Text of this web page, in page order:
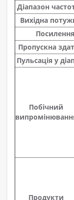
Діапазон
Вихідна
Посилення
Пропускна
Пульсація у
Побічний
Продукти